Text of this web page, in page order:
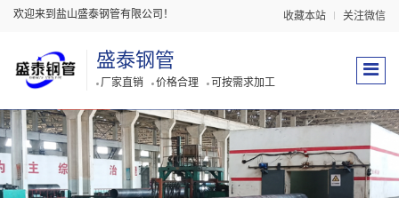
欢迎来到盐山盛泰钢管有限公司！ 收藏本站 关注微信
盛泰钢管
厂家直销 价格合理 可按需求加工